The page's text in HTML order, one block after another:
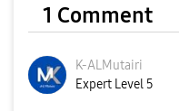
1 Comment
K-ALMutairi
Expert Level 5